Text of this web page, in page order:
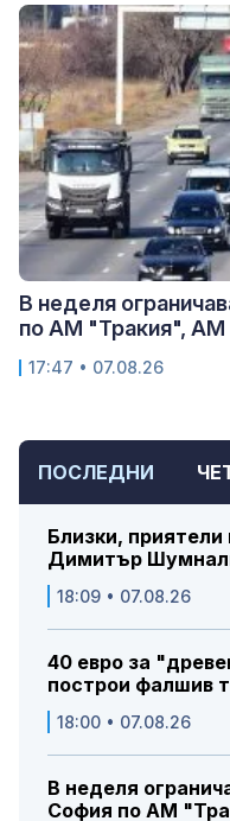
ПОСЛЕДНИ
Близки, приятели
Димитър
18:09 • 07.08.26
40 евро за
построи фалшив
18:00 • 07.08.26
В неделя
София по АМ
В неделя
по АМ "Тракия",
17:47 • 07.08.26